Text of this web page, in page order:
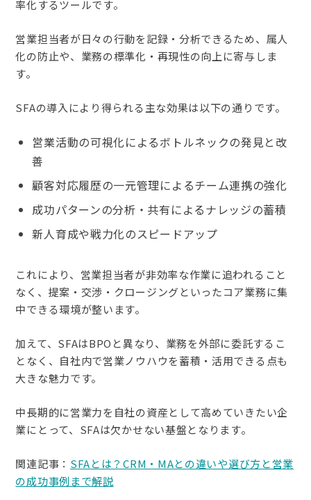
率化するツールです。
営業担当者が日々の行動を記録・分析できるため、属人
化の防止や、業務の標準化・再現性の向上に寄与しま
す。
SFAの導入により得られる主な効果は以下の通りです。
営業活動の可視化によるボトルネックの発見と改
善
顧客対応履歴の一元管理によるチーム連携の強化
成功パターンの分析・共有によるナレッジの蓄積
新人育成や戦力化のスピードアップ
これにより、営業担当者が非効率な作業に追われること
なく、提案・交渉・クロージングといったコア業務に集
中できる環境が整います。
加えて、SFAはBPOと異なり、業務を外部に委託するこ
となく、自社内で営業ノウハウを蓄積・活用できる点も
大きな魅力です。
中長期的に営業力を自社の資産として高めていきたい企
業にとって、SFAは欠かせない基盤となります。
関連記事： SFAとは？CRM・MAとの違いや選び方と営業
の成功事例まで解説